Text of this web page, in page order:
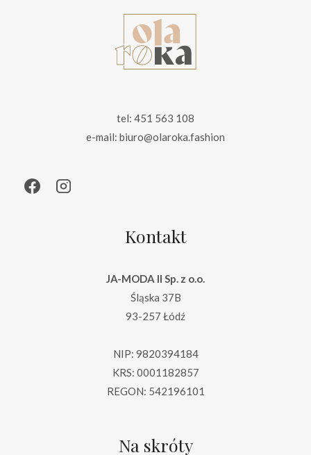
tel: 451 563 108
e-mail: biuro@olaroka.fashion
Kontakt
JA-MODA II Sp. z o.o.
Śląska 37B
93-257 Łódź
NIP: 9820394184
KRS: 0001182857
REGON: 542196101
Na skróty